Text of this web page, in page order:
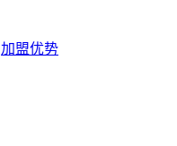
加盟优势